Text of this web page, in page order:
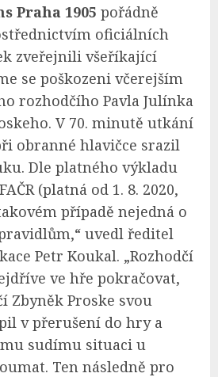
Praha 1905 pořádně
oficiálních
zveřejnili všeříkající
se poškozeni včerejším
rozhodčího Pavla Julínka
V 70. minutě utkání
obranné hlavičce srazil
Dle platného výkladu
(platná od 1. 8. 2020,
případě nejedná o
uvedl ředitel
Petr Koukal. „Rozhodčí
ve hře pokračovat,
Zbyněk Proske svou
v přerušení do hry a
sudímu situaci u
Ten následně pro